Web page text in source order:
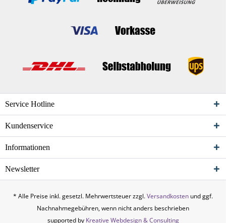
Service Hotline
Kundenservice
Informationen
Newsletter
* Alle Preise inkl. gesetzl. Mehrwertsteuer zzgl.Versandkosten und ggf.
Nachnahmegebühren, wenn nicht anders beschrieben
supported by Kreative Webdesign & Consulting